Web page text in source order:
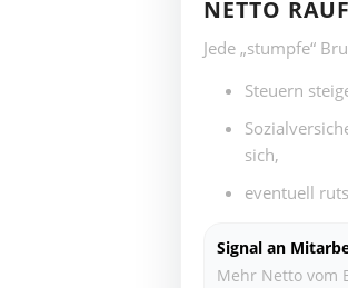
ETTO RAUF
Jede „stumpfe“
Steuern
sich,
eventuell
Signal an
Mehr Netto vom